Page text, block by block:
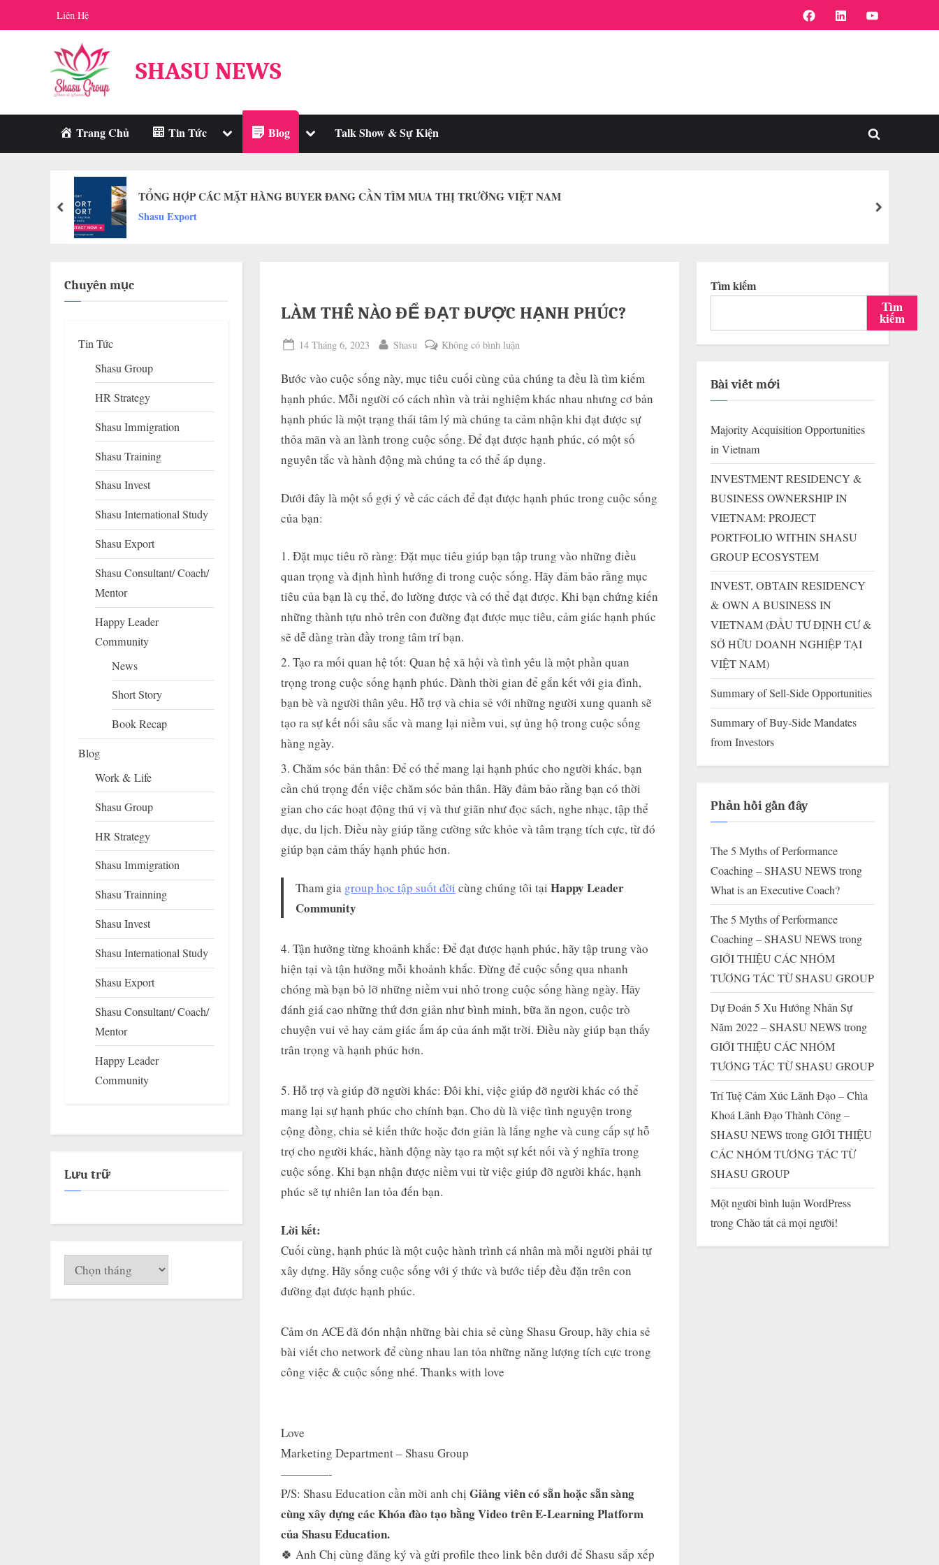
to
Liên Hệ FaceBookLinkedinYoutube
SHASU NEWS
Trang Chủ Tin Tức Toggle
menu
Toggle
sub-
menu
Blog Toggle
menu
Talk Show & Sự Kiện
Toggle
TỔNG HỢP CÁC MẶT HÀNG BUYER ĐANG CẦN TÌM MUA THỊ TRƯỜNG VIỆT NAM
Shasu Export
prev next
LÀM THẾ NÀO ĐỂ ĐẠT ĐƯỢC HẠNH PHÚC?
Posted
14 Tháng 6, 2023 By
Shasu Không có bình luận
THẾ
NÀO
ĐỂ
ĐƯỢC
HẠNH
Bước vào cuộc sống này, mục tiêu cuối cùng của chúng ta đều là tìm kiếm
hạnh phúc. Mỗi người có cách nhìn và trải nghiệm khác nhau nhưng cơ bản
hạnh phúc là một trạng thái tâm lý mà chúng ta cảm nhận khi đạt được sự
thỏa mãn và an lành trong cuộc sống. Để đạt được hạnh phúc, có một số
nguyên tắc và hành động mà chúng ta có thể áp dụng.
Dưới đây là một số gợi ý về các cách để đạt được hạnh phúc trong cuộc sống
của bạn:
Đặt mục tiêu rõ ràng: Đặt mục tiêu giúp bạn tập trung vào những điều
quan trọng và định hình hướng đi trong cuộc sống. Hãy đảm bảo rằng mục
tiêu của bạn là cụ thể, đo lường được và có thể đạt được. Khi bạn chứng kiến
những thành tựu nhỏ trên con đường đạt được mục tiêu, cảm giác hạnh phúc
sẽ dễ dàng tràn đầy trong tâm trí bạn.
Tạo ra mối quan hệ tốt: Quan hệ xã hội và tình yêu là một phần quan
trọng trong cuộc sống hạnh phúc. Dành thời gian để gắn kết với gia đình,
bạn bè và người thân yêu. Hỗ trợ và chia sẻ với những người xung quanh sẽ
tạo ra sự kết nối sâu sắc và mang lại niềm vui, sự ủng hộ trong cuộc sống
hàng ngày.
Chăm sóc bản thân: Để có thể mang lại hạnh phúc cho người khác, bạn
cần chú trọng đến việc chăm sóc bản thân. Hãy đảm bảo rằng bạn có thời
gian cho các hoạt động thú vị và thư giãn như đọc sách, nghe nhạc, tập thể
dục, du lịch. Điều này giúp tăng cường sức khỏe và tâm trạng tích cực, từ đó
giúp bạn cảm thấy hạnh phúc hơn.
Tham gia group học tập suốt đời cùng chúng tôi tạiHappy Leader
Community
4. Tận hưởng từng khoảnh khắc: Để đạt được hạnh phúc, hãy tập trung vào
hiện tại và tận hưởng mỗi khoảnh khắc. Đừng để cuộc sống qua nhanh
chóng mà bạn bỏ lỡ những niềm vui nhỏ trong cuộc sống hàng ngày. Hãy
đánh giá cao những thứ đơn giản như bình minh, bữa ăn ngon, cuộc trò
chuyện vui vẻ hay cảm giác ấm áp của ánh mặt trời. Điều này giúp bạn thấy
trân trọng và hạnh phúc hơn.
5. Hỗ trợ và giúp đỡ người khác: Đôi khi, việc giúp đỡ người khác có thể
mang lại sự hạnh phúc cho chính bạn. Cho dù là việc tình nguyện trong
cộng đồng, chia sẻ kiến thức hoặc đơn giản là lắng nghe và cung cấp sự hỗ
trợ cho người khác, hành động này tạo ra một sự kết nối và ý nghĩa trong
cuộc sống. Khi bạn nhận được niềm vui từ việc giúp đỡ người khác, hạnh
phúc sẽ tự nhiên lan tỏa đến bạn.
Lời kết:
Cuối cùng, hạnh phúc là một cuộc hành trình cá nhân mà mỗi người phải tự
xây dựng. Hãy sống cuộc sống với ý thức và bước tiếp đều đặn trên con
đường đạt được hạnh phúc.
Cảm ơn ACE đã đón nhận những bài chia sẻ cùng Shasu Group, hãy chia sẻ
bài viết cho network để cùng nhau lan tỏa những năng lượng tích cực trong
công việc & cuộc sống nhé. Thanks with love
Love
Marketing Department – Shasu Group
————-
P/S: Shasu Education cần mời anh chị Giảng viên có sẵn hoặc sẵn sàng
cùng xây dựng các Khóa đào tạo bằng Video trên E-Learning Platform
của Shasu Education.
🍀 Anh Chị cùng đăng ký và gửi profile theo link bên dưới để Shasu sắp xếp
Chuyên mục
Tin Tức
Shasu Group
HR Strategy
Shasu Immigration
Shasu Training
Shasu Invest
Shasu International Study
Shasu Export
Shasu Consultant/ Coach/
Mentor
Happy Leader
Community
News
Short Story
Book Recap
Blog
Work & Life
Shasu Group
HR Strategy
Shasu Immigration
Shasu Trainning
Shasu Invest
Shasu International Study
Shasu Export
Shasu Consultant/ Coach/
Mentor
Happy Leader
Community
Lưu trữ
Lưu
trữ
Tìm kiếm
Tìm
kiếm
Bài viết mới
Majority Acquisition Opportunities
in Vietnam
INVESTMENT RESIDENCY &
BUSINESS OWNERSHIP IN
VIETNAM: PROJECT
PORTFOLIO WITHIN SHASU
GROUP ECOSYSTEM
INVEST, OBTAIN RESIDENCY
& OWN A BUSINESS IN
VIETNAM (ĐẦU TƯ ĐỊNH CƯ &
SỞ HỮU DOANH NGHIỆP TẠI
VIỆT NAM)
Summary of Sell-Side Opportunities
Summary of Buy-Side Mandates
from Investors
Phản hồi gần đây
The 5 Myths of Performance
Coaching – SHASU NEWS trong
What is an Executive Coach?
The 5 Myths of Performance
Coaching – SHASU NEWS trong
GIỚI THIỆU CÁC NHÓM
TƯƠNG TÁC TỪ SHASU GROUP
Dự Đoán 5 Xu Hướng Nhân Sự
Năm 2022 – SHASU NEWS trong
GIỚI THIỆU CÁC NHÓM
TƯƠNG TÁC TỪ SHASU GROUP
Trí Tuệ Cảm Xúc Lãnh Đạo – Chìa
Khoá Lãnh Đạo Thành Công –
SHASU NEWS trongGIỚI THIỆU
CÁC NHÓM TƯƠNG TÁC TỪ
SHASU GROUP
Một người bình luận WordPress
trongChào tất cả mọi người!